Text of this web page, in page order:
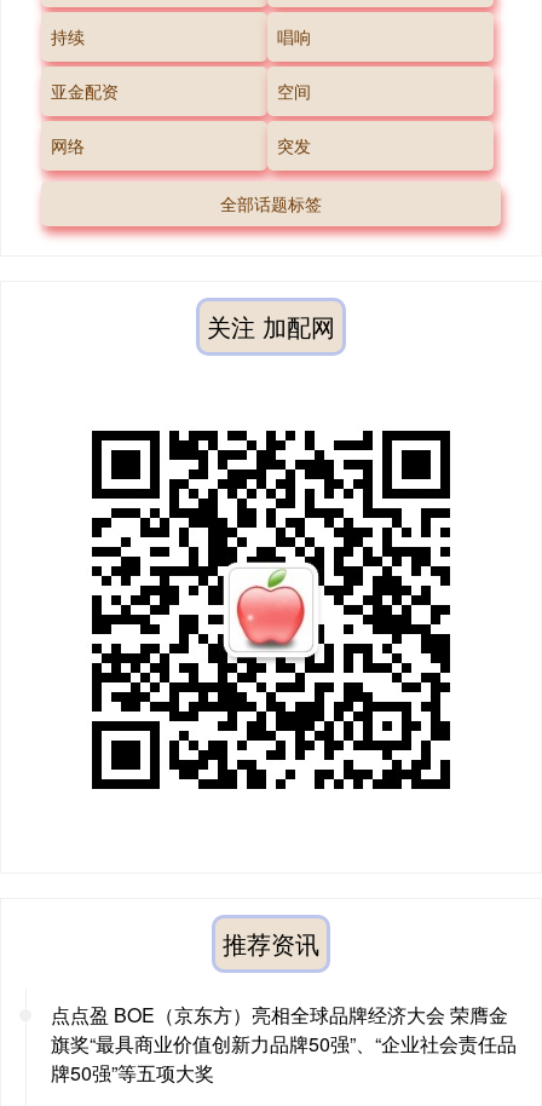
持续 唱响
亚金配资 空间
网络 突发
全部话题标签
关注 加配网
推荐资讯
点点盈 BOE（京东方）亮相全球品牌经济大会 荣膺金
旗奖“最具商业价值创新力品牌50强”、“企业社会责任品
牌50强”等五项大奖